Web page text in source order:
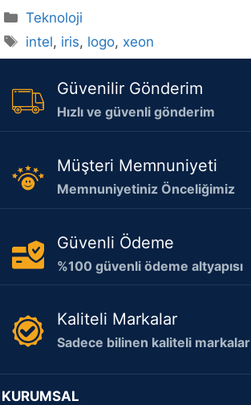
Kategoriler
Teknoloji
Etiketler
intel, iris, logo, xeon
Güvenilir Gönderim
Hızlı ve güvenli gönderim
Müşteri Memnuniyeti
Memnuniyetiniz Önceliğimiz
Güvenli Ödeme
%100 güvenli ödeme altyapısı
Kaliteli Markalar
Sadece bilinen kaliteli markalar
KURUMSAL